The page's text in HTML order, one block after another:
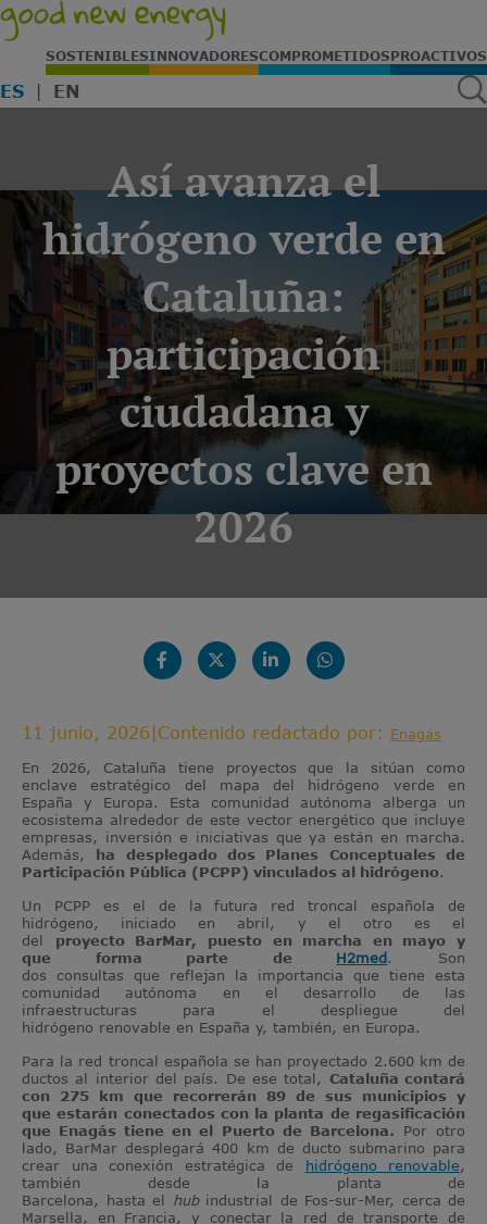
SOSTENIBLESINNOVADORESCOMPROMETIDOSPROACTIVOS
ES EN
Así avanza el
hidrógeno verde en
Cataluña:
participación
ciudadana y
proyectos clave en
2026
11 junio, 2026 Contenido redactado por: Enagás
En 2026, Cataluña tiene proyectos que la sitúan como
enclave estratégico del mapa del hidrógeno verde en
España y Europa. Esta comunidad autónoma alberga un
ecosistema alrededor de este vector energético que incluye
empresas, inversión e iniciativas que ya están en marcha.
Además, ha desplegado dos Planes Conceptuales de
Participación Pública (PCPP) vinculados al hidrógeno.
Un PCPP es el de la futura red troncal española de
hidrógeno, iniciado en abril, y el otro es el
del proyecto BarMar, puesto en marcha en mayo y
que forma parte de H2med. Son
dos consultas que reflejan la importancia que tiene esta
comunidad autónoma en el desarrollo de las
infraestructuras para el despliegue del
hidrógeno renovable en España y, también, en Europa.
Para la red troncal española se han proyectado 2.600 km de
ductos al interior del país. De ese total, Cataluña contará
con 275 km que recorrerán 89 de sus municipios y
que estarán conectados con la planta de regasificación
que Enagás tiene en el Puerto de Barcelona. Por otro
lado, BarMar desplegará 400 km de ducto submarino para
crear una conexión estratégica de hidrógeno renovable,
también desde la planta de
Barcelona, hasta el hub industrial de Fos-sur-Mer, cerca de
Marsella, en Francia, y conectar la red de transporte de